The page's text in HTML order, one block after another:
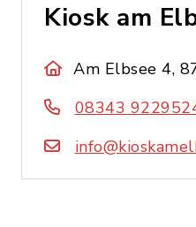
Kiosk am
Am Elbsee 4,
08343